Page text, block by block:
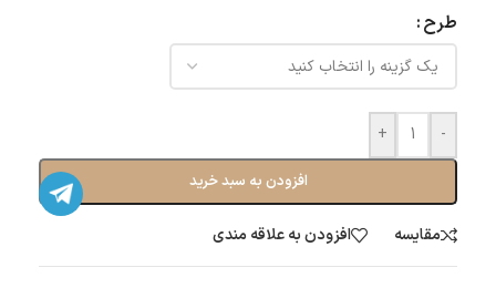
طرح
-
+
افزودن به سبد خرید
مقایسه افزودن به علاقه مندی